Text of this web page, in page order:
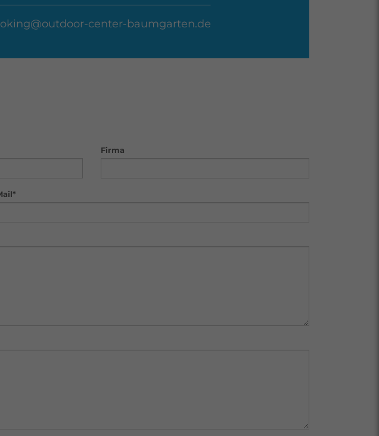
center-baumgarten.de
Firma